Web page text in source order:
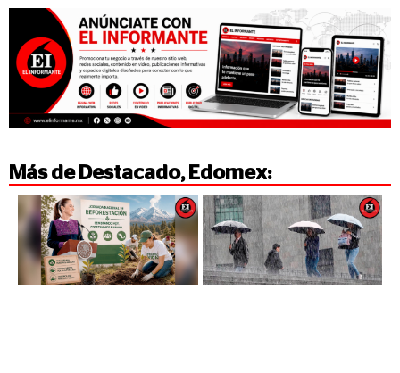
Más de Destacado, Edomex: